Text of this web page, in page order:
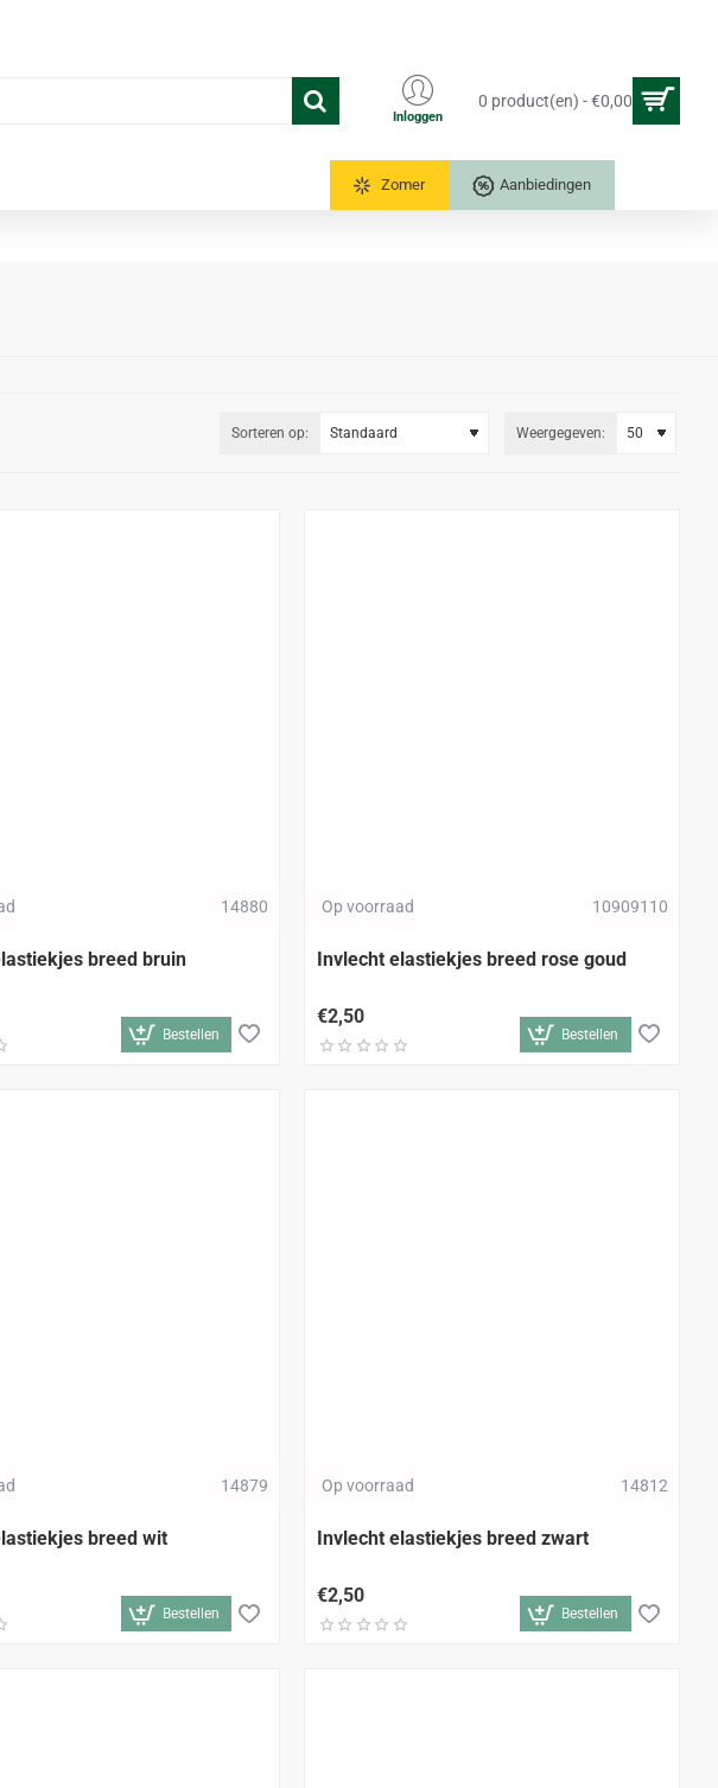
Inloggen
0 product(en) - €0,00
Zomer Aanbiedingen
Sorteren op: Weergegeven:
14880
breed bruin
Bestellen
Op voorraad 10909110
Invlecht elastiekjes breed rose goud
€2,50
Bestellen
14879
breed wit
Bestellen
Op voorraad 14812
Invlecht elastiekjes breed zwart
€2,50
Bestellen